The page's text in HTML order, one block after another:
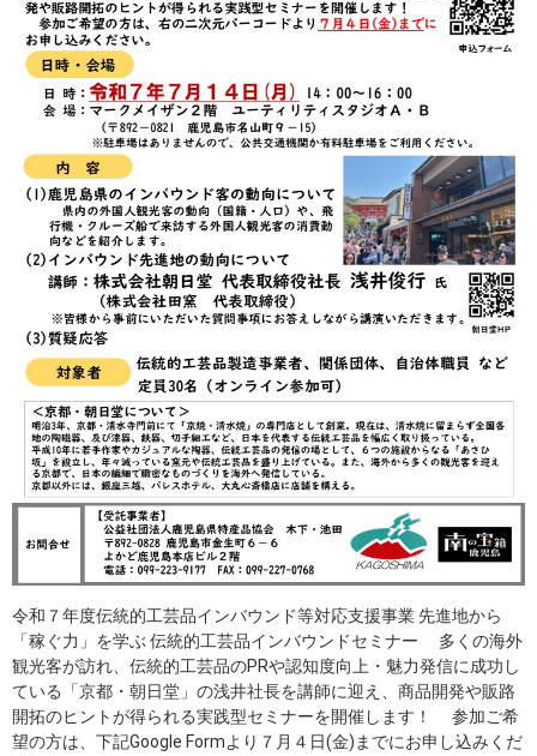
令和７年度伝統的工芸品インバウンド等対応支援事業 先進地から
「稼ぐ力」を学ぶ 伝統的工芸品インバウンドセミナー 多くの海外
観光客が訪れ、伝統的工芸品のPRや認知度向上・魅力発信に成功し
ている「京都・朝日堂」の浅井社長を講師に迎え、商品開発や販路
開拓のヒントが得られる実践型セミナーを開催します！ 参加ご希
望の方は、下記Google Formより７月４日(金)までにお申し込みくだ